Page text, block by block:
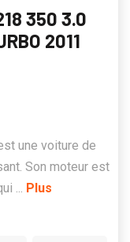
350 3.0
2011
une voiture de
Son moteur est
... Plus